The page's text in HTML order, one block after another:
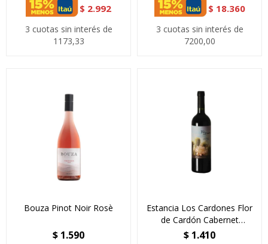
$ 2.992
3 cuotas sin interés de
1173,33
$ 18.360
3 cuotas sin interés de
7200,00
Bouza Pinot Noir Rosè
$ 1.590
Estancia Los Cardones Flor
de Cardón Cabernet
Sauvignon
$ 1.410